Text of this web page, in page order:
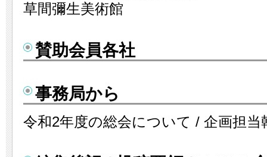
草間彌生美術館
賛助会員各社
事務局から
令和2年度の総会について / 企画担当